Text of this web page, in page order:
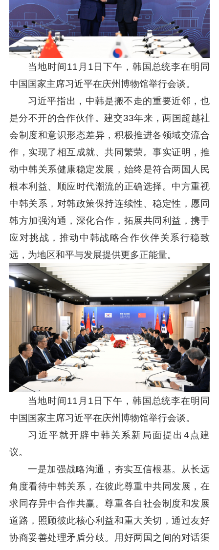
当地时间11月1日下午，韩国总统李在明同
中国国家主席习近平在庆州博物馆举行会谈。
习近平指出，中韩是搬不走的重要近邻，也
是分不开的合作伙伴。建交33年来，两国超越社
会制度和意识形态差异，积极推进各领域交流合
作，实现了相互成就、共同繁荣。事实证明，推
动中韩关系健康稳定发展，始终是符合两国人民
根本利益、顺应时代潮流的正确选择。中方重视
中韩关系，对韩政策保持连续性、稳定性，愿同
韩方加强沟通，深化合作，拓展共同利益，携手
应对挑战，推动中韩战略合作伙伴关系行稳致
远，为地区和平与发展提供更多正能量。
当地时间11月1日下午，韩国总统李在明同
中国国家主席习近平在庆州博物馆举行会谈。
习近平就开辟中韩关系新局面提出4点建
议。
一是加强战略沟通，夯实互信根基。从长远
角度看待中韩关系，在彼此尊重中共同发展，在
求同存异中合作共赢。尊重各自社会制度和发展
道路，照顾彼此核心利益和重大关切，通过友好
协商妥善处理矛盾分歧。用好两国之间的对话渠